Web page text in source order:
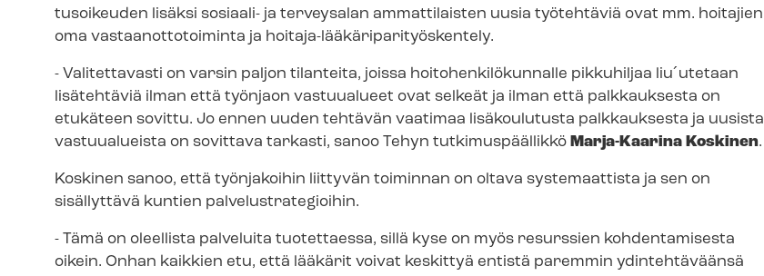
tusoi­keu­den lisäksi sosiaali- ja terveysalan ammattilaisten uusia työtehtäviä ovat mm. hoitajien
oma vas­taan­ot­to­toi­min­ta ja hoitaja-​lääkäriparityöskentely.
- Valitettavasti on varsin paljon tilanteita, joissa hoi­to­hen­ki­lö­kun­nal­le pikkuhiljaa liu´utetaan
lisätehtäviä ilman että työnjaon vastuualueet ovat selkeät ja ilman että palkkauksesta on
etukäteen sovittu. Jo ennen uuden tehtävän vaatimaa lisäkoulutusta palkkauksesta ja uusista
vastuualueista on sovittava tarkasti, sanoo Tehyn tutkimuspäällikkö Marja-Kaarina Koskinen.
Koskinen sanoo, että työnjakoihin liittyvän toiminnan on oltava systemaattista ja sen on
sisällyttävä kuntien pal­ve­lustra­te­gioi­hin.
- Tämä on oleellista palveluita tuotettaessa, sillä kyse on myös resurssien kohdentamisesta
oikein. Onhan kaikkien etu, että lääkärit voivat keskittyä entistä paremmin ydintehtäväänsä